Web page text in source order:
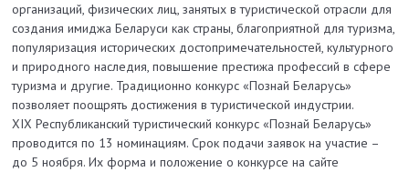
организаций, физических лиц, занятых в туристической отрасли для
создания имиджа Беларуси как страны, благоприятной для туризма,
популяризация исторических достопримечательностей, культурного
и природного наследия, повышение престижа профессий в сфере
туризма и другие. Традиционно конкурс «Познай Беларусь»
позволяет поощрять достижения в туристической индустрии.
XIX Республиканский туристический конкурс «Познай Беларусь»
проводится по 13 номинациям. Срок подачи заявок на участие –
до 5 ноября. Их форма и положение о конкурсе на сайте